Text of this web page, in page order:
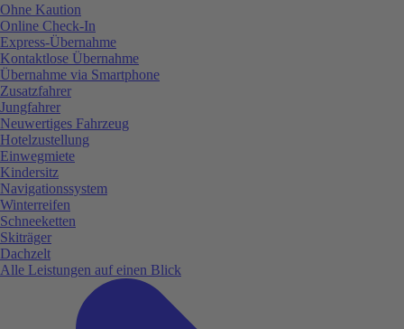
Ohne Kaution
Online Check-In
Express-Übernahme
Kontaktlose Übernahme
Übernahme via Smartphone
Zusatzfahrer
Jungfahrer
Neuwertiges Fahrzeug
Hotelzustellung
Einwegmiete
Kindersitz
Navigationssystem
Winterreifen
Schneeketten
Skiträger
Dachzelt
Alle Leistungen auf einen Blick